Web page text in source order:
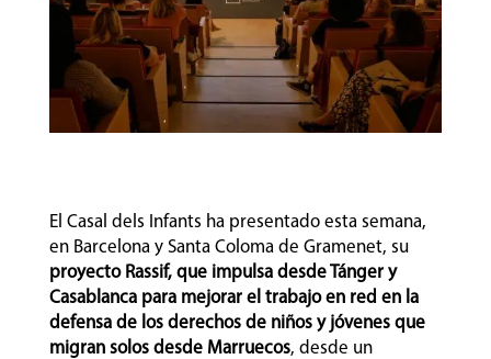
El Casal dels Infants ha presentado esta semana,
en Barcelona y Santa Coloma de Gramenet, su
proyecto Rassif, que impulsa desde Tánger y
Casablanca para mejorar el trabajo en red en la
defensa de los derechos de niños y jóvenes que
migran solos desde Marruecos, desde un